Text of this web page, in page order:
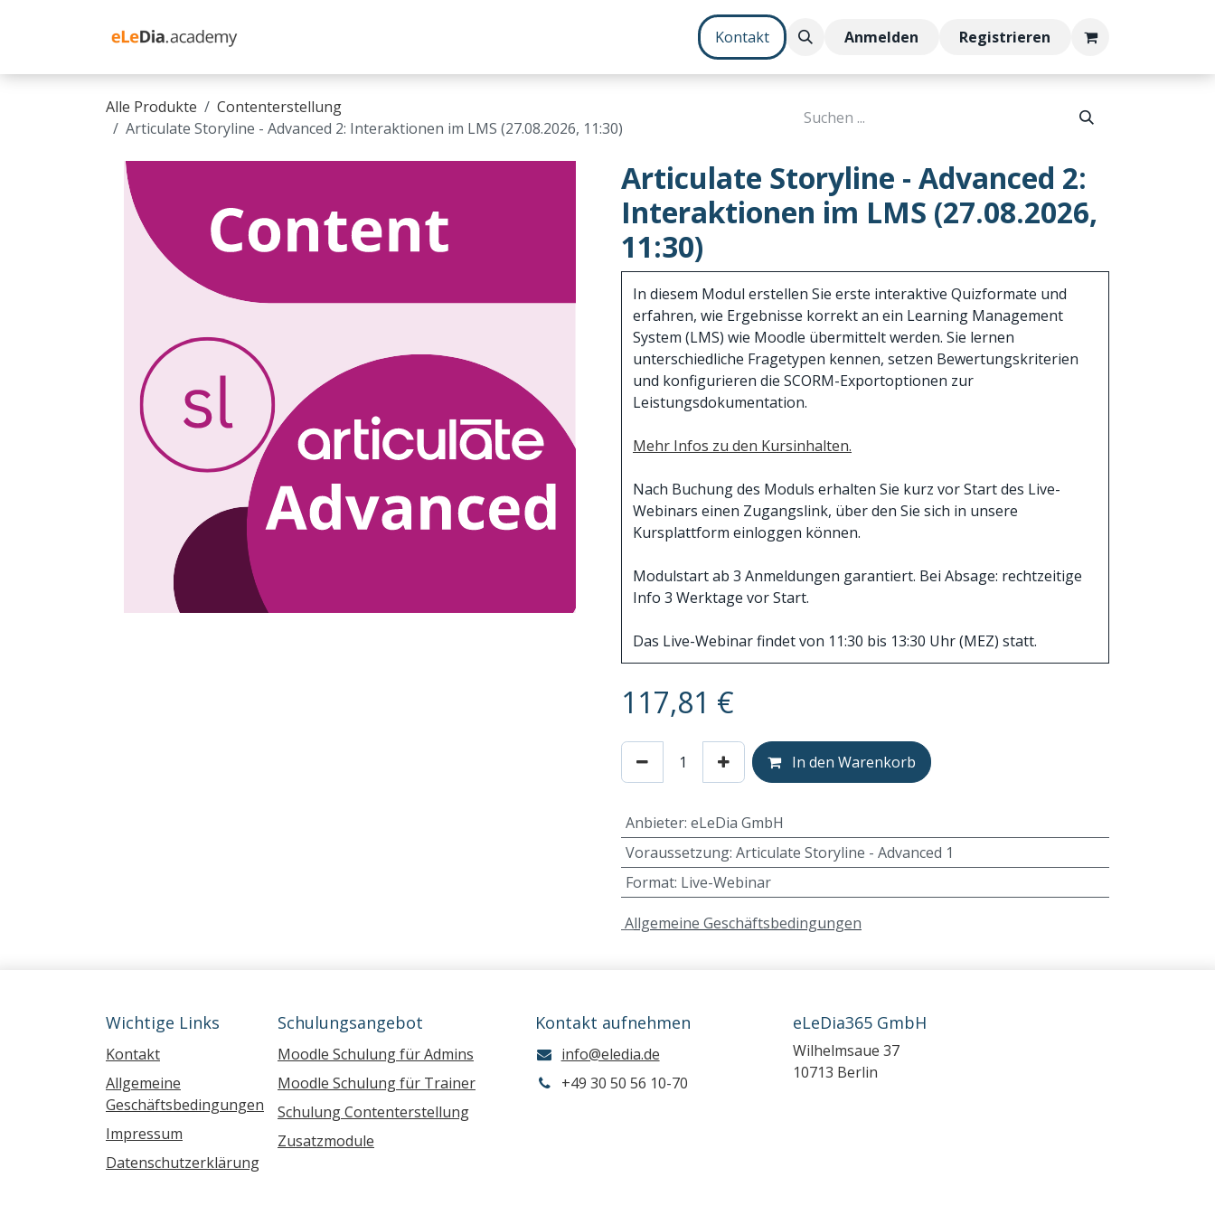
Bundles
Kontakt Anmelden Registrieren
Alle Produkte
Contenterstellung
Articulate Storyline - Advanced 2: Interaktionen im LMS (27.08.2026, 11:30)
Articulate Storyline - Advanced 2:
Interaktionen im LMS (27.08.2026,
11:30)
In diesem Modul erstellen Sie erste interaktive Quizformate und
erfahren, wie Ergebnisse korrekt an ein Learning Management
System (LMS) wie Moodle übermittelt werden. Sie lernen
unterschiedliche Fragetypen kennen, setzen Bewertungskriterien
und konfigurieren die SCORM-Exportoptionen zur
Leistungsdokumentation.
Mehr Infos zu den Kursinhalten.
Nach Buchung des Moduls erhalten Sie kurz vor Start des Live-
Webinars einen Zugangslink, über den Sie sich in unsere
Kursplattform einloggen können.
Modulstart ab 3 Anmeldungen garantiert. Bei Absage: rechtzeitige
Info 3 Werktage vor Start.
Das Live-Webinar findet von 11:30 bis 13:30 Uhr (MEZ) statt.
117,81 €
In den Warenkorb
Anbieter: eLeDia GmbH
Voraussetzung: Articulate Storyline - Advanced 1
Format: Live-Webinar
Allgemeine Geschäftsbedingungen
Wichtige Links
Kontakt
Allgemeine
Geschäftsbedingungen
Impressum
Datenschutzerklärung
Schulungsangebot
Moodle Schulung für Admins
Moodle Schulung für Trainer
Schulung Contenterstellung
Zusatzmodule
Kontakt aufnehmen
info@eledia.de
+49 30 50 56 10-70
eLeDia365 GmbH
Wilhelmsaue 37
10713 Berlin